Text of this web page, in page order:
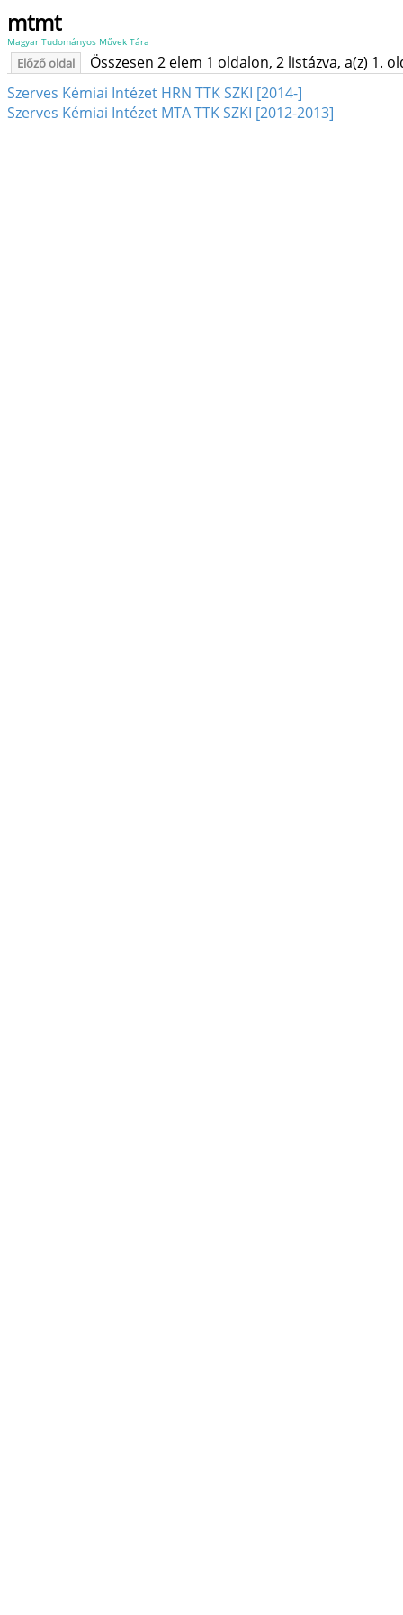
mtmt
Magyar Tudományos Művek Tára
Előző oldal
Összesen 2 elem 1 oldalon, 2 listázva, a(z) 1.
Szerves Kémiai Intézet HRN TTK SZKI [2014-]
Szerves Kémiai Intézet MTA TTK SZKI [2012-2013]